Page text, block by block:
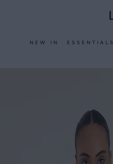
NEW IN ESSENTIALS